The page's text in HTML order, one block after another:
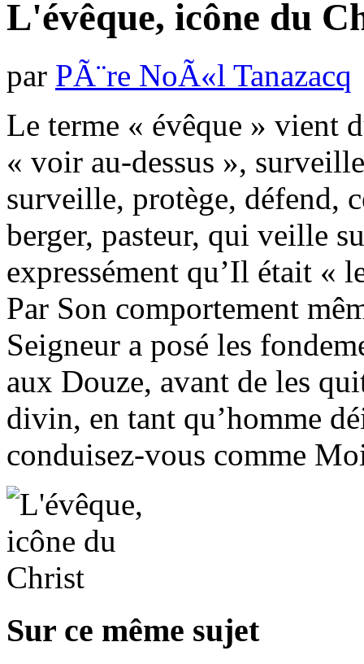
L'évêque, icône du
par PÃ¨re NoÃ«l Tanazacq
Le terme « évêque » vient
« voir au-dessus »,
surveille, protège, défend,
berger, pasteur, qui veille
expressément qu’Il était «
Par Son comportement
Seigneur a posé les
aux Douze, avant de les
divin, en tant qu’homme
conduisez-vous comme
Sur ce même sujet